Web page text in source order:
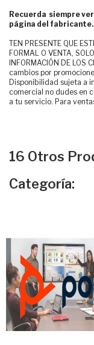
Recuerda siempre
página del fabricante.
TEN PRESENTE QUE
FORMAL O VENTA,
INFORMACIÓN DE
cambios por
Disponibilidad sujeta a
comercial no dudes en
a tu servicio. Para
16 Otros
Categoría: